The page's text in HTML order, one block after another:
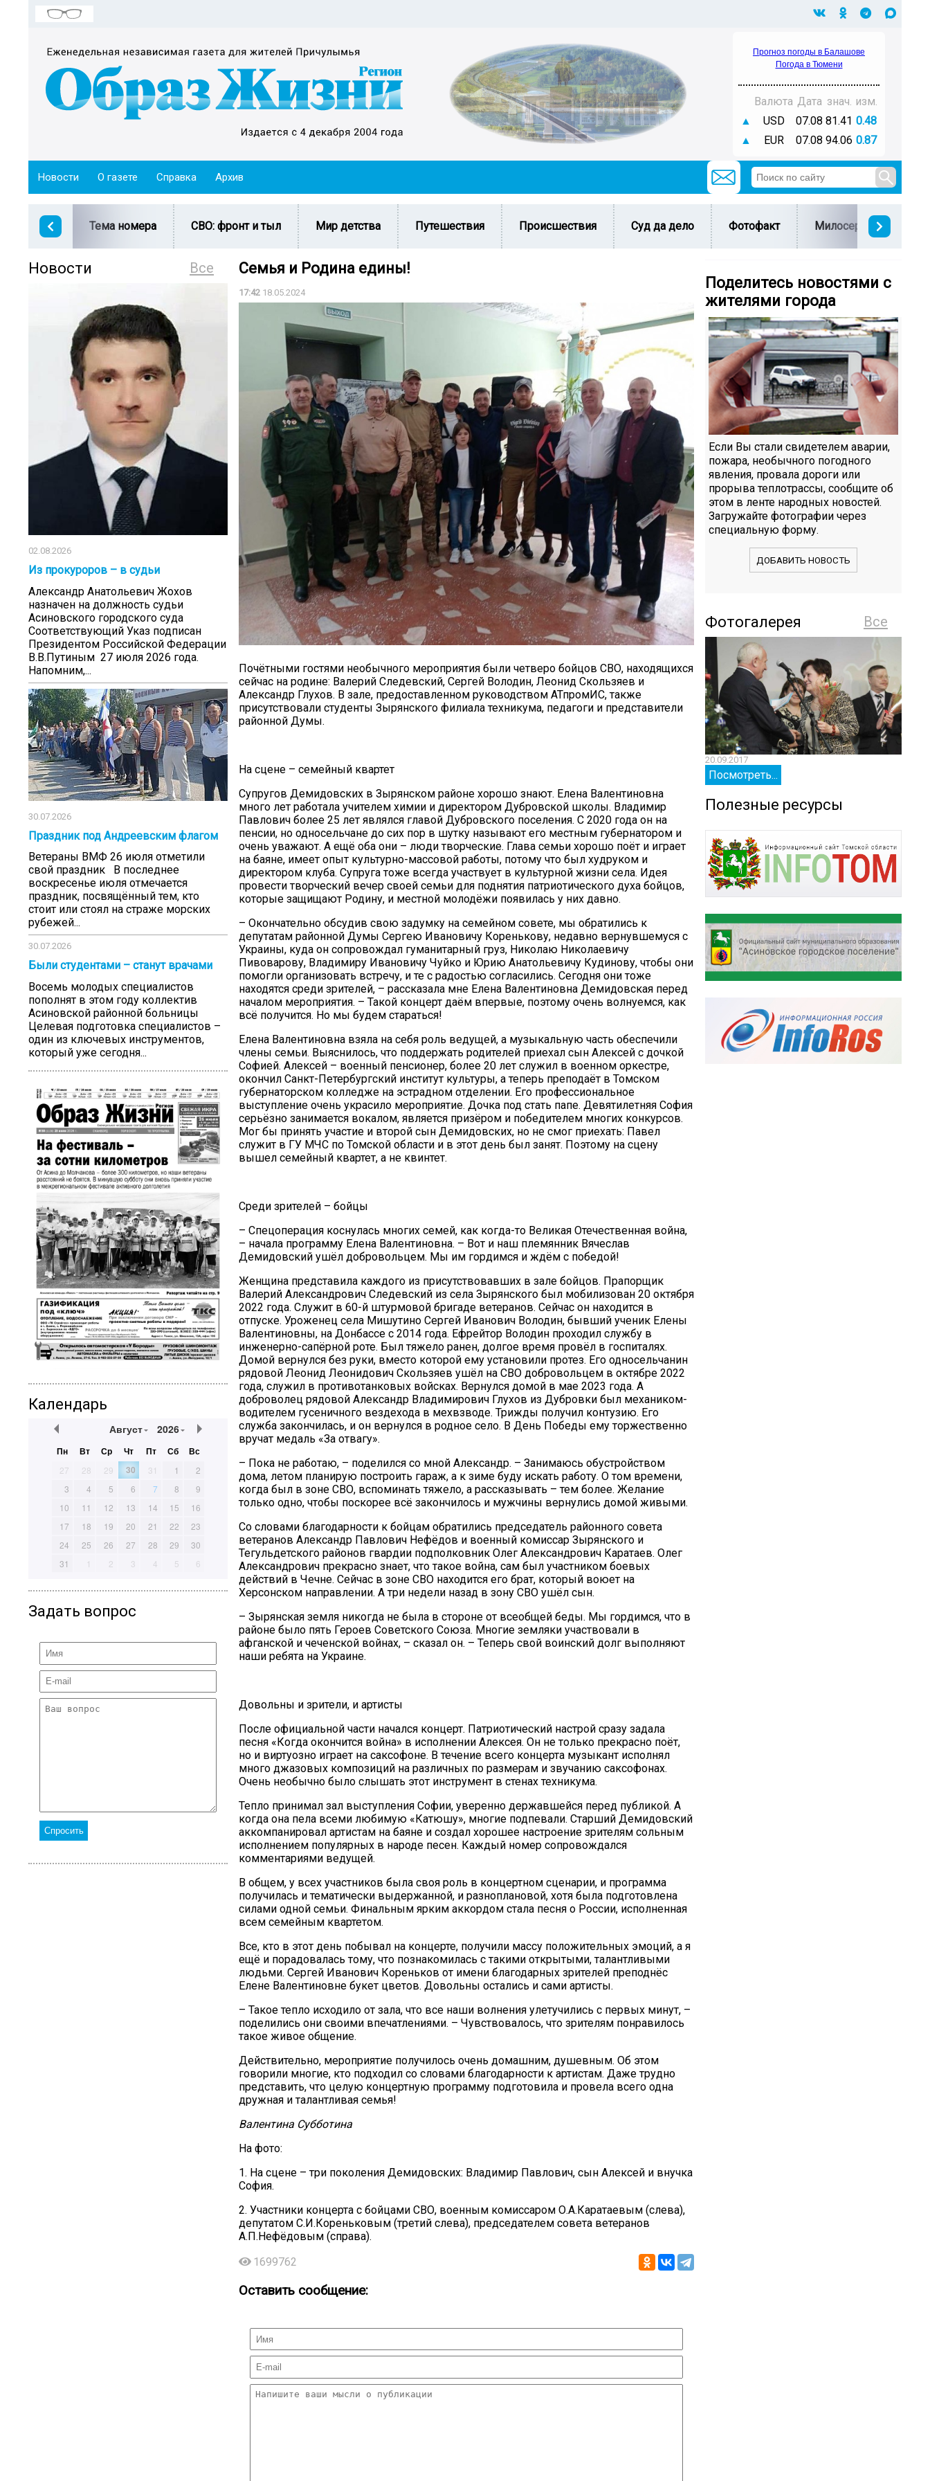
Прогноз погоды в Балашове
Погода в Тюмени
Валюта Дата знач. изм.
▲
USD 07.08 81.41 0.48
▲
EUR 07.08 94.06 0.87
Новости О газете Справка Архив
Тема номера СВО: фронт и тыл Мир детства Путешествия Происшествия Суд да дело Фотофакт Милосердие
Все
Новости
02.08.2026
Из прокуроров – в судьи
Александр Анатольевич Жохов
назначен на должность судьи
Асиновского городского суда
Соответствующий Указ подписан
Президентом Российской Федерации
В.В.Путиным 27 июля 2026 года.
Напомним,...
30.07.2026
Праздник под Андреевским флагом
Ветераны ВМФ 26 июля отметили
свой праздник В последнее
воскресенье июля отмечается
праздник, посвящённый тем, кто
стоит или стоял на страже морских
рубежей...
30.07.2026
Были студентами – станут врачами
Восемь молодых специалистов
пополнят в этом году коллектив
Асиновской районной больницы
Целевая подготовка специалистов –
один из ключевых инструментов,
который уже сегодня...
Календарь
Август 2026
Пн Вт Ср Чт Пт Сб Вс
27 28 29 30 31 1
2
3
4 5 6 7 8
9
10
11 12 13 14 15
16
17
18 19 20 21 22
23
24
25 26 27 28 29
30
31
1 2 3 4 5 6
Задать вопрос
Семья и Родина едины!
17:42 18.05.2024
Почётными гостями необычного мероприятия были четверо бойцов СВО, находящихся
сейчас на родине: Валерий Следевский, Сергей Володин, Леонид Скользяев и
Александр Глухов. В зале, предоставленном руководством АТпромИС, также
присутствовали студенты Зырянского филиала техникума, педагоги и представители
районной Думы.
На сцене – семейный квартет
Супругов Демидовских в Зырянском районе хорошо знают. Елена Валентиновна
много лет работала учителем химии и директором Дубровской школы. Владимир
Павлович более 25 лет являлся главой Дубровского поселения. С 2020 года он на
пенсии, но односельчане до сих пор в шутку называют его местным губернатором и
очень уважают. А ещё оба они – люди творческие. Глава семьи хорошо поёт и играет
на баяне, имеет опыт культурно-массовой работы, потому что был худруком и
директором клуба. Супруга тоже всегда участвует в культурной жизни села. Идея
провести творческий вечер своей семьи для поднятия патриотического духа бойцов,
которые защищают Родину, и местной молодёжи появилась у них давно.
– Окончательно обсудив свою задумку на семейном совете, мы обратились к
депутатам районной Думы Сергею Ивановичу Коренькову, недавно вернувшемуся с
Украины, куда он сопровождал гуманитарный груз, Николаю Николаевичу
Пивоварову, Владимиру Ивановичу Чуйко и Юрию Анатольевичу Кудинову, чтобы они
помогли организовать встречу, и те с радостью согласились. Сегодня они тоже
находятся среди зрителей, – рассказала мне Елена Валентиновна Демидовская перед
началом мероприятия. – Такой концерт даём впервые, поэтому очень волнуемся, как
всё получится. Но мы будем стараться!
Елена Валентиновна взяла на себя роль ведущей, а музыкальную часть обеспечили
члены семьи. Выяснилось, что поддержать родителей приехал сын Алексей с дочкой
Софией. Алексей – военный пенсионер, более 20 лет служил в военном оркестре,
окончил Санкт-Петербургский институт культуры, а теперь преподаёт в Томском
губернаторском колледже на эстрадном отделении. Его профессиональное
выступление очень украсило мероприятие. Дочка под стать папе. Девятилетняя София
серьёзно занимается вокалом, является призёром и победителем многих конкурсов.
Мог бы принять участие и второй сын Демидовских, но не смог приехать: Павел
служит в ГУ МЧС по Томской области и в этот день был занят. Поэтому на сцену
вышел семейный квартет, а не квинтет.
Среди зрителей – бойцы
– Спецоперация коснулась многих семей, как когда-то Великая Отечественная война,
– начала программу Елена Валентиновна. – Вот и наш племянник Вячеслав
Демидовский ушёл добровольцем. Мы им гордимся и ждём с победой!
Женщина представила каждого из присутствовавших в зале бойцов. Прапорщик
Валерий Александрович Следевский из села Зырянского был мобилизован 20 октября
2022 года. Служит в 60-й штурмовой бригаде ветеранов. Сейчас он находится в
отпуске. Уроженец села Мишутино Сергей Иванович Володин, бывший ученик Елены
Валентиновны, на Донбассе с 2014 года. Ефрейтор Володин проходил службу в
инженерно-сапёрной роте. Был тяжело ранен, долгое время провёл в госпиталях.
Домой вернулся без руки, вместо которой ему установили протез. Его односельчанин
рядовой Леонид Леонидович Скользяев ушёл на СВО добровольцем в октябре 2022
года, служил в противотанковых войсках. Вернулся домой в мае 2023 года. А
доброволец рядовой Александр Владимирович Глухов из Дубровки был механиком-
водителем гусеничного вездехода в мехвзводе. Трижды получил контузию. Его
служба закончилась, и он вернулся в родное село. В День Победы ему торжественно
вручат медаль «За отвагу».
– Пока не работаю, – поделился со мной Александр. – Занимаюсь обустройством
дома, летом планирую построить гараж, а к зиме буду искать работу. О том времени,
когда был в зоне СВО, вспоминать тяжело, а рассказывать – тем более. Желание
только одно, чтобы поскорее всё закончилось и мужчины вернулись домой живыми.
Со словами благодарности к бойцам обратились председатель районного совета
ветеранов Александр Павлович Нефёдов и военный комиссар Зырянского и
Тегульдетского районов гвардии подполковник Олег Александрович Каратаев. Олег
Александрович прекрасно знает, что такое война, сам был участником боевых
действий в Чечне. Сейчас в зоне СВО находится его брат, который воюет на
Херсонском направлении. А три недели назад в зону СВО ушёл сын.
– Зырянская земля никогда не была в стороне от всеобщей беды. Мы гордимся, что в
районе было пять Героев Советского Союза. Многие земляки участвовали в
афганской и чеченской войнах, – сказал он. – Теперь свой воинский долг выполняют
наши ребята на Украине.
Довольны и зрители, и артисты
После официальной части начался концерт. Патриотический настрой сразу задала
песня «Когда окончится война» в исполнении Алексея. Он не только прекрасно поёт,
но и виртуозно играет на саксофоне. В течение всего концерта музыкант исполнял
много джазовых композиций на различных по размерам и звучанию саксофонах.
Очень необычно было слышать этот инструмент в стенах техникума.
Тепло принимал зал выступления Софии, уверенно державшейся перед публикой. А
когда она пела всеми любимую «Катюшу», многие подпевали. Старший Демидовский
аккомпанировал артистам на баяне и создал хорошее настроение зрителям сольным
исполнением популярных в народе песен. Каждый номер сопровождался
комментариями ведущей.
В общем, у всех участников была своя роль в концертном сценарии, и программа
получилась и тематически выдержанной, и разноплановой, хотя была подготовлена
силами одной семьи. Финальным ярким аккордом стала песня о России, исполненная
всем семейным квартетом.
Все, кто в этот день побывал на концерте, получили массу положительных эмоций, а я
ещё и порадовалась тому, что познакомилась с такими открытыми, талантливыми
людьми. Сергей Иванович Кореньков от имени благодарных зрителей преподнёс
Елене Валентиновне букет цветов. Довольны остались и сами артисты.
– Такое тепло исходило от зала, что все наши волнения улетучились с первых минут, –
поделились они своими впечатлениями. – Чувствовалось, что зрителям понравилось
такое живое общение.
Действительно, мероприятие получилось очень домашним, душевным. Об этом
говорили многие, кто подходил со словами благодарности к артистам. Даже трудно
представить, что целую концертную программу подготовила и провела всего одна
дружная и талантливая семья!
Валентина Субботина
На фото:
1. На сцене – три поколения Демидовских: Владимир Павлович, сын Алексей и внучка
София.
2. Участники концерта с бойцами СВО, военным комиссаром О.А.Каратаевым (слева),
депутатом С.И.Кореньковым (третий слева), председателем совета ветеранов
А.П.Нефёдовым (справа).
1699762
Оставить сообщение:
Поделитесь новостями с
жителями города
Если Вы стали свидетелем аварии,
пожара, необычного погодного
явления, провала дороги или
прорыва теплотрассы, сообщите об
этом в ленте народных новостей.
Загружайте фотографии через
специальную форму.
ДОБАВИТЬ НОВОСТЬ
Все
Фотогалерея
20.09.2017
Посмотреть...
Полезные ресурсы